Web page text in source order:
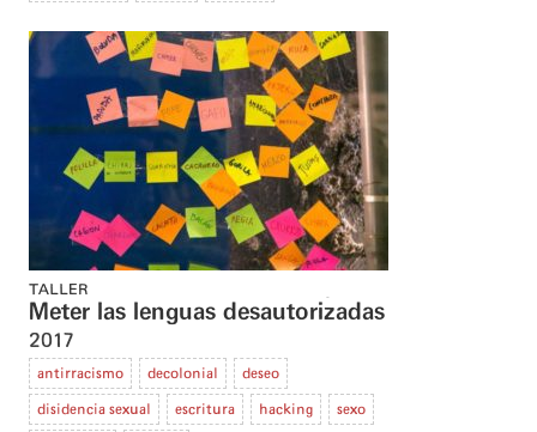
TALLER
Meter las lenguas desautorizadas
2017
antirracismo decolonial deseo
disidencia sexual escritura hacking sexo